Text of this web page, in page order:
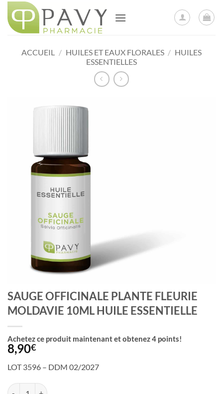
au
contenu
ACCUEIL / HUILES ET EAUX FLORALES / HUILES
ESSENTIELLES
SAUGE OFFICINALE PLANTE FLEURIE
MOLDAVIE 10ML HUILE ESSENTIELLE
Achetez ce produit maintenant et obtenez4 points!
8,90€
LOT 3596 – DDM 02/2027
quantité de SAUGE OFFICINALE PLANTE FLEURIE MOLDAVIE 10ML